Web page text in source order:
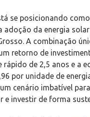
se posicionando
adoção da energia
A combinação
retorno de
rápido de 2,5 anos e a
por unidade de
cenário imbatível
e investir de forma